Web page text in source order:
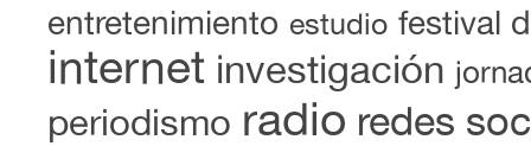
entretenimiento estudio festival
internet investigación
periodismo radio redes